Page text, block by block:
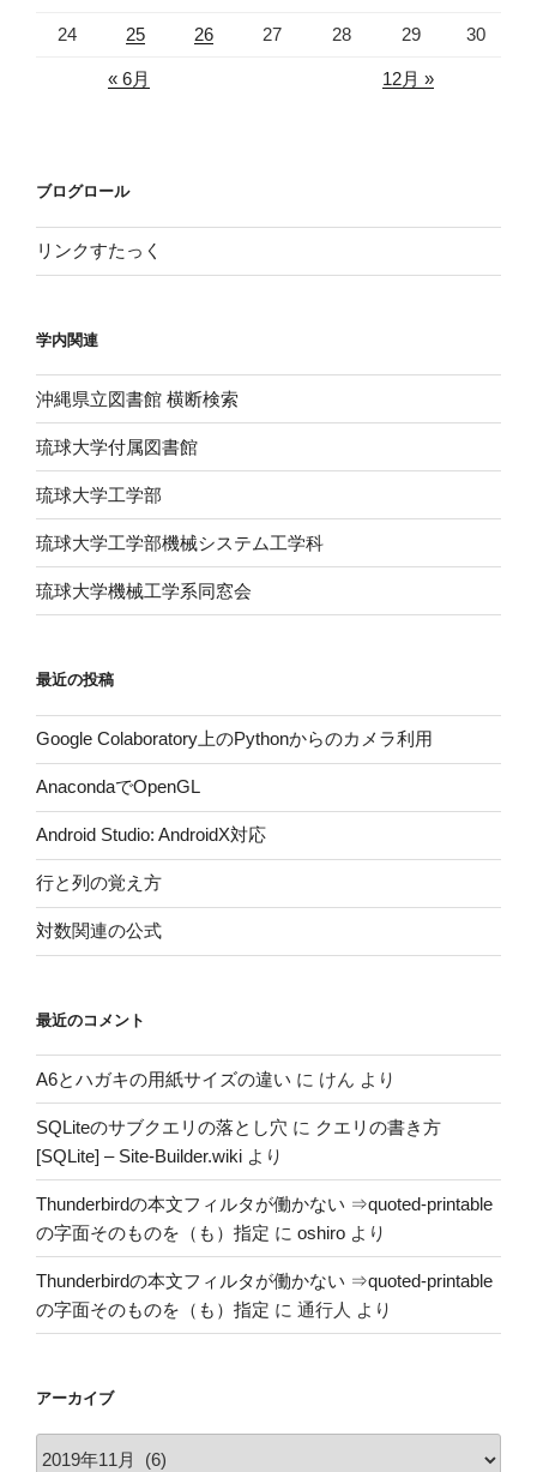
24 25 26 27 28 29 30
« 6月 12月 »
ブログロール
リンクすたっく
学内関連
沖縄県立図書館 横断検索
琉球大学付属図書館
琉球大学工学部
琉球大学工学部機械システム工学科
琉球大学機械工学系同窓会
最近の投稿
Google Colaboratory上のPythonからのカメラ利用
AnacondaでOpenGL
Android Studio: AndroidX対応
行と列の覚え方
対数関連の公式
最近のコメント
A6とハガキの用紙サイズの違い に けん より
SQLiteのサブクエリの落とし穴 に クエリの書き方
[SQLite] – Site-Builder.wiki より
Thunderbirdの本文フィルタが働かない ⇒quoted-printable
の字面そのものを（も）指定 に oshiro より
Thunderbirdの本文フィルタが働かない ⇒quoted-printable
の字面そのものを（も）指定 に 通行人 より
アーカイブ